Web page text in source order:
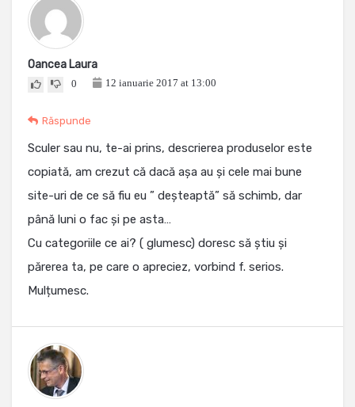
Oancea Laura
0 12 ianuarie 2017 at 13:00
Răspunde
Sculer sau nu, te-ai prins, descrierea produselor este
copiată, am crezut că dacă așa au și cele mai bune
site-uri de ce să fiu eu ” deșteaptă” să schimb, dar
până luni o fac și pe asta…
Cu categoriile ce ai? ( glumesc) doresc să știu și
părerea ta, pe care o apreciez, vorbind f. serios.
Mulțumesc.